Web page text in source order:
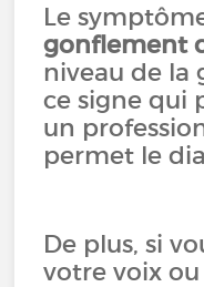
Le
gonflement
niveau de la
ce signe qui
un
permet le
De plus, si
votre voix